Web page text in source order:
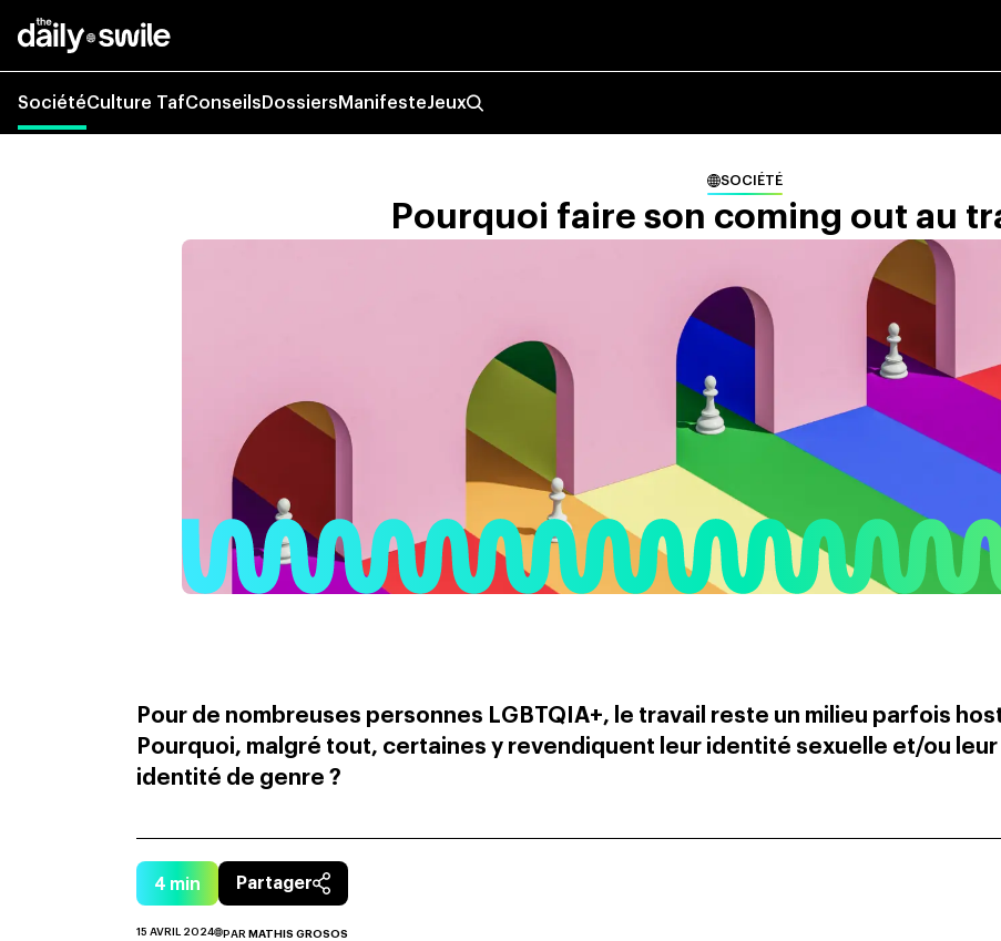
SociétéCulture TafConseils Dossiers ManifesteJeux
SOCIÉTÉ
Pourquoi faire son coming out au
Pour de nombreuses personnes LGBTQIA+, le travail reste un milieu parfois
Pourquoi, malgré tout, certaines y revendiquent leur identité sexuelle et/ou leur
identité de genre ?
4 min Partager
15 AVRIL 2024 PAR MATHIS GROSOS